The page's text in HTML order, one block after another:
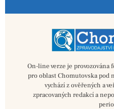
On-line verze je provozována
pro oblast Chomutovska pod
vychází z ověřených a
zpracovaných redakcí a